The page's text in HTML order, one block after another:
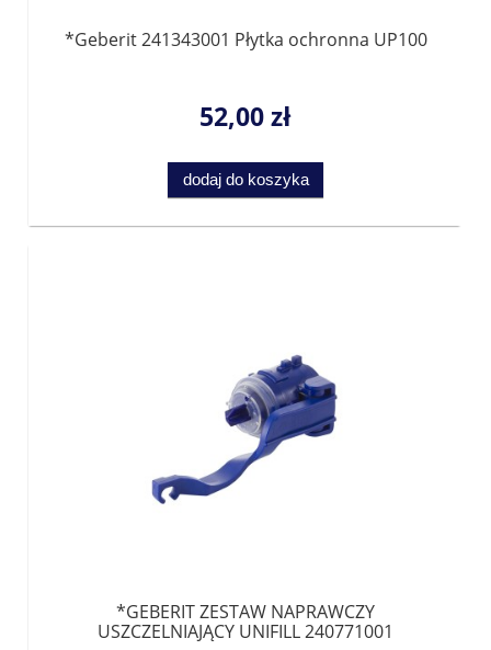
*Geberit 241343001 Płytka ochronna UP100
52,00 zł
dodaj do koszyka
*GEBERIT ZESTAW NAPRAWCZY
USZCZELNIAJĄCY UNIFILL 240771001